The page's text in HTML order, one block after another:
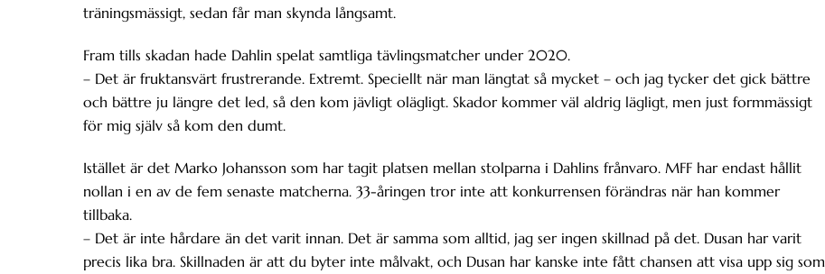
träningsmässigt, sedan får man skynda långsamt.
Fram tills skadan hade Dahlin spelat samtliga tävlingsmatcher under 2020.
– Det är fruktansvärt frustrerande. Extremt. Speciellt när man längtat så mycket – och jag tycker det gick bättre
och bättre ju längre det led, så den kom jävligt olägligt. Skador kommer väl aldrig lägligt, men just formmässigt
för mig själv så kom den dumt.
Istället är det Marko Johansson som har tagit platsen mellan stolparna i Dahlins frånvaro. MFF har endast hållit
nollan i en av de fem senaste matcherna. 33-åringen tror inte att konkurrensen förändras när han kommer
tillbaka.
– Det är inte hårdare än det varit innan. Det är samma som alltid, jag ser ingen skillnad på det. Dusan har varit
precis lika bra. Skillnaden är att du byter inte målvakt, och Dusan har kanske inte fått chansen att visa upp sig som